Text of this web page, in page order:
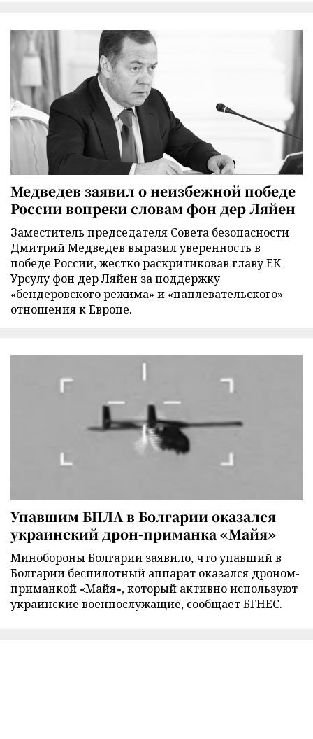
Медведев заявил о неизбежной победе
России вопреки словам фон дер Ляйен
Заместитель председателя Совета безопасности
Дмитрий Медведев выразил уверенность в
победе России, жестко раскритиковав главу ЕК
Урсулу фон дер Ляйен за поддержку
«бендеровского режима» и «наплевательского»
отношения к Европе.
Упавшим БПЛА в Болгарии оказался
украинский дрон-приманка «Майя»
Минобороны Болгарии заявило, что упавший в
Болгарии беспилотный аппарат оказался дроном-
приманкой «Майя», который активно используют
украинские военнослужащие, сообщает БГНЕС.